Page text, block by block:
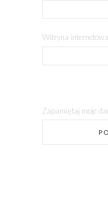
Witryna internetowa
Zapamiętaj moje